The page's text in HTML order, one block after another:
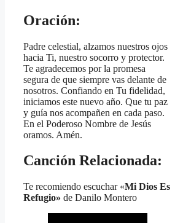
Oración:
Padre celestial, alzamos nuestros ojos
hacia Ti, nuestro socorro y protector.
Te agradecemos por la promesa
segura de que siempre vas delante de
nosotros. Confiando en Tu fidelidad,
iniciamos este nuevo año. Que tu paz
y guía nos acompañen en cada paso.
En el Poderoso Nombre de Jesús
oramos. Amén.
Canción Relacionada:
Te recomiendo escuchar «Mi Dios Es
Refugio» de Danilo Montero